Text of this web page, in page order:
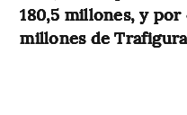
180,5 millones, y
millones de